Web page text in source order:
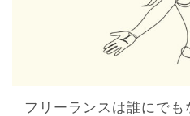
フリーランスは誰にでも